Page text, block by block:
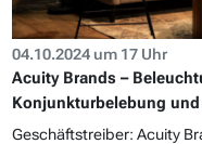
04.10.2024 um 17 Uhr
Acuity Brands –
Konjunkturbelebung
Geschäftstreiber: Acuity